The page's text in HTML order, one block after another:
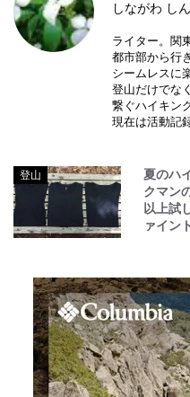
しながわ し
ライター。関
都市部から行
シームレスに
登山だけでな
繋ぐハイキン
現在は活動記
登山
夏のハ
クマン
以上試
ァイン